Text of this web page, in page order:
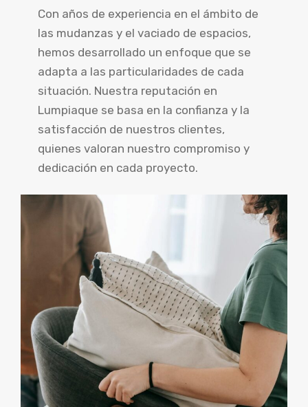
Con años de experiencia en el ámbito de
las mudanzas y el vaciado de espacios,
hemos desarrollado un enfoque que se
adapta a las particularidades de cada
situación. Nuestra reputación en
Lumpiaque se basa en la confianza y la
satisfacción de nuestros clientes,
quienes valoran nuestro compromiso y
dedicación en cada proyecto.